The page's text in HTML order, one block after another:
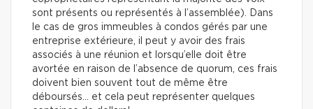
sont présents ou représentés à l’assemblée). Dans
le cas de gros immeubles à condos gérés par une
entreprise extérieure, il peut y avoir des frais
associés à une réunion et lorsqu’elle doit être
avortée en raison de l’absence de quorum, ces frais
doivent bien souvent tout de même être
déboursés… et cela peut représenter quelques